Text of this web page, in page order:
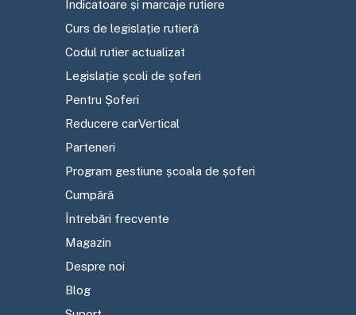
Indicatoare și marcaje rutiere
Curs de legislație rutieră
Codul rutier actualizat
Legislație școli de șoferi
Pentru Șoferi
Reducere carVertical
Parteneri
Program gestiune școala de șoferi
Cumpără
Întrebări frecvente
Magazin
Despre noi
Blog